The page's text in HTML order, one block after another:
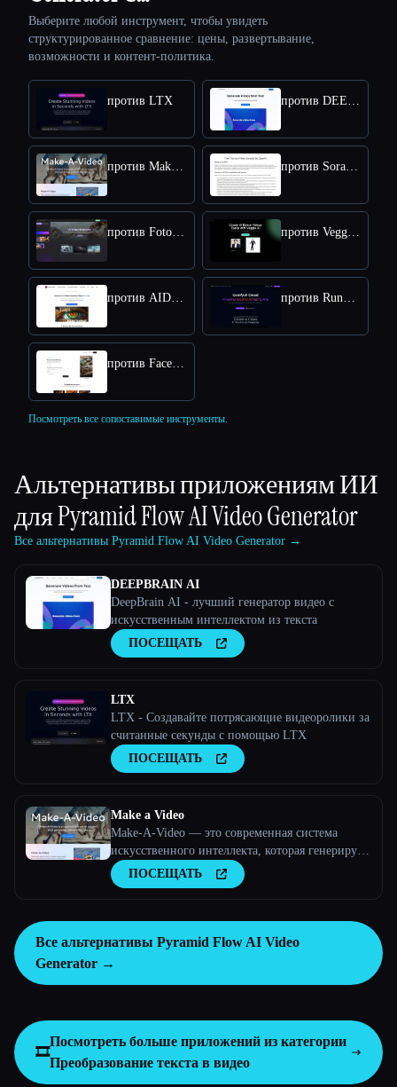
Выберите любой инструмент, чтобы увидеть
структурированное сравнение: цены, развертывание,
возможности и контент-политика.
против LTX против DEEPBRAIN AI
против Make a Video против Sora Town
против Fotor AI video generator против VeggieAI.dance: Create AI Dance Videos with Veggie AI Free Online
против AIDreamMachine против RunComfy
против Faceless Videos AI
Посмотреть все сопоставимые инструменты.
Альтернативы приложениям ИИ
дляPyramid Flow AI Video Generator
Все альтернативы Pyramid Flow AI Video Generator →
DEEPBRAIN AI
DeepBrain AI - лучший генератор видео с
искусственным интеллектом из текста
ПОСЕЩАТЬ
LTX
LTX - Создавайте потрясающие видеоролики за
считанные секунды с помощью LTX
ПОСЕЩАТЬ
Make a Video
Make-A-Video — это современная система
искусственного интеллекта, которая генерирует
видео из текста.
ПОСЕЩАТЬ
Все альтернативы Pyramid Flow AI Video
Generator →
🎞️
Посмотреть больше приложений из категории
Преобразование текста в видео